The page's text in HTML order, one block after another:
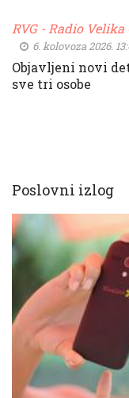
RVG - Radio Velika
6. kolovoza 2026.
Objavljeni novi
sve tri osobe
Poslovni izlog